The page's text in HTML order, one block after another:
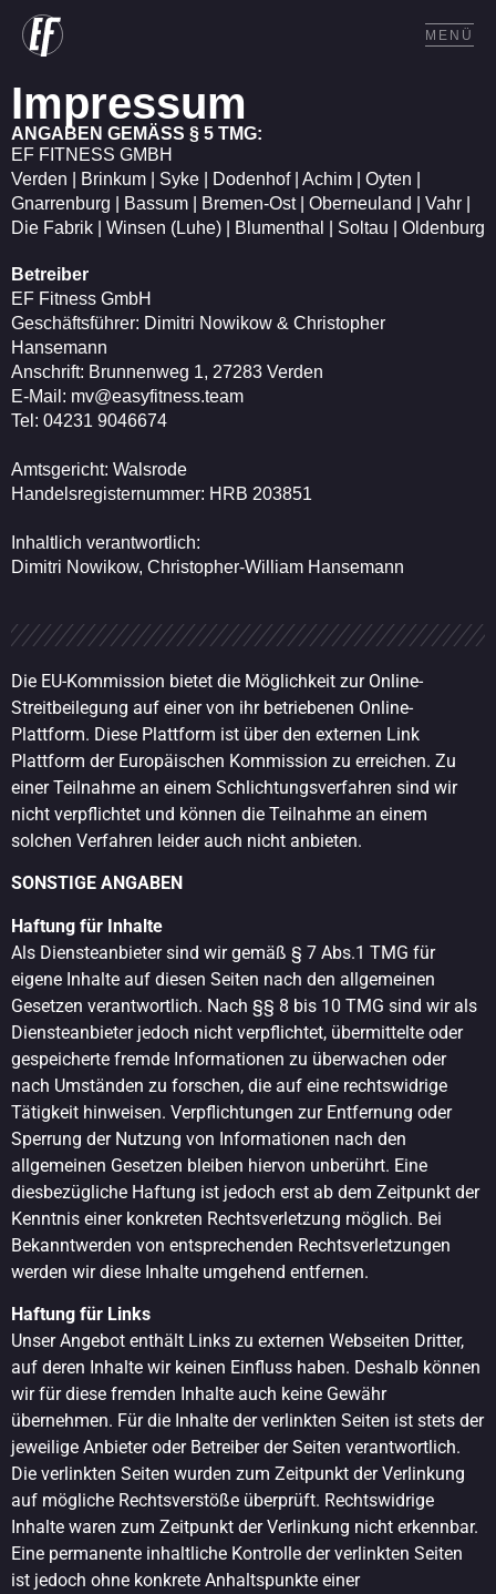
MENÜ
Impressum
ANGABEN GEMÄSS § 5 TMG:
EF FITNESS GMBH
Verden | Brinkum | Syke | Dodenhof | Achim | Oyten |
Gnarrenburg | Bassum | Bremen-Ost | Oberneuland | Vahr |
Die Fabrik | Winsen (Luhe) | Blumenthal | Soltau | Oldenburg
Betreiber
EF Fitness GmbH
Geschäftsführer: Dimitri Nowikow & Christopher
Hansemann
Anschrift: Brunnenweg 1, 27283 Verden
E-Mail: mv@easyfitness.team
Tel: 04231 9046674
Amtsgericht: Walsrode
Handelsregisternummer: HRB 203851
Inhaltlich verantwortlich:
Dimitri Nowikow, Christopher-William Hansemann
Die EU-Kommission bietet die Möglichkeit zur Online-
Streitbeilegung auf einer von ihr betriebenen Online-
Plattform. Diese Plattform ist über den externen Link
Plattform der Europäischen Kommission zu erreichen. Zu
einer Teilnahme an einem Schlichtungsverfahren sind wir
nicht verpflichtet und können die Teilnahme an einem
solchen Verfahren leider auch nicht anbieten.
SONSTIGE ANGABEN
Haftung für Inhalte
Als Diensteanbieter sind wir gemäß § 7 Abs.1 TMG für
eigene Inhalte auf diesen Seiten nach den allgemeinen
Gesetzen verantwortlich. Nach §§ 8 bis 10 TMG sind wir als
Diensteanbieter jedoch nicht verpflichtet, übermittelte oder
gespeicherte fremde Informationen zu überwachen oder
nach Umständen zu forschen, die auf eine rechtswidrige
Tätigkeit hinweisen. Verpflichtungen zur Entfernung oder
Sperrung der Nutzung von Informationen nach den
allgemeinen Gesetzen bleiben hiervon unberührt. Eine
diesbezügliche Haftung ist jedoch erst ab dem Zeitpunkt der
Kenntnis einer konkreten Rechtsverletzung möglich. Bei
Bekanntwerden von entsprechenden Rechtsverletzungen
werden wir diese Inhalte umgehend entfernen.
Haftung für Links
Unser Angebot enthält Links zu externen Webseiten Dritter,
auf deren Inhalte wir keinen Einfluss haben. Deshalb können
wir für diese fremden Inhalte auch keine Gewähr
übernehmen. Für die Inhalte der verlinkten Seiten ist stets der
jeweilige Anbieter oder Betreiber der Seiten verantwortlich.
Die verlinkten Seiten wurden zum Zeitpunkt der Verlinkung
auf mögliche Rechtsverstöße überprüft. Rechtswidrige
Inhalte waren zum Zeitpunkt der Verlinkung nicht erkennbar.
Eine permanente inhaltliche Kontrolle der verlinkten Seiten
ist jedoch ohne konkrete Anhaltspunkte einer